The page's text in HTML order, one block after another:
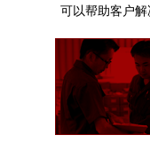
可以帮助客户